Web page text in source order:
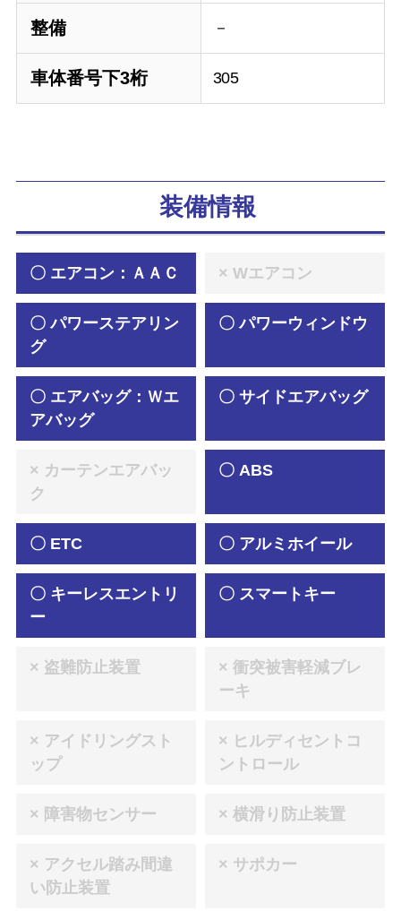
整備 －
車体番号下3桁 305
装備情報
〇 エアコン：ＡＡＣ × Wエアコン
〇 パワーステアリン
グ
〇 パワーウィンドウ
〇 エアバッグ：Ｗエ
アバッグ
〇 サイドエアバッグ
× カーテンエアバッ
ク
〇 ABS
〇 ETC 〇 アルミホイール
〇 キーレスエントリ
ー
〇 スマートキー
× 盗難防止装置
× 衝突被害軽減ブレ
ーキ
× アイドリングスト
ップ
× ヒルディセントコ
ントロール
× 障害物センサー × 横滑り防止装置
× アクセル踏み間違
い防止装置
× サポカー